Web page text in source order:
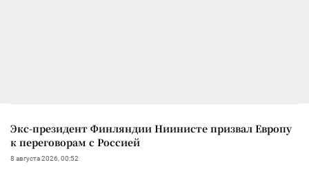
Экс-президент Финляндии Ниинисте призвал Европу
к переговорам с Россией
8 августа 2026, 00:52